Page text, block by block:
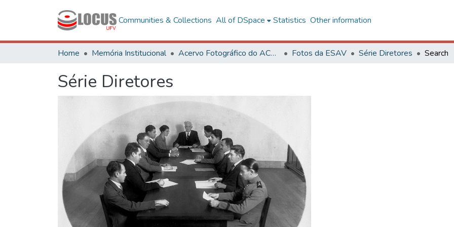
Communities & Collections All of DSpace Statistics Other information
Home Memória Institucional Acervo Fotográfico do ACH-UFV Fotos da ESAV Série Diretores Search
Série Diretores